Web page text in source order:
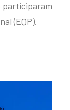
participaram
(EQP).